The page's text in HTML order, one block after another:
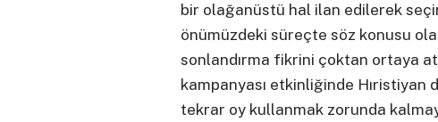
bir olağanüstü hal ilan edilerek
önümüzdeki süreçte söz konusu
sonlandırma fikrini çoktan ortaya
kampanyası etkinliğinde Hıristiyan
tekrar oy kullanmak zorunda